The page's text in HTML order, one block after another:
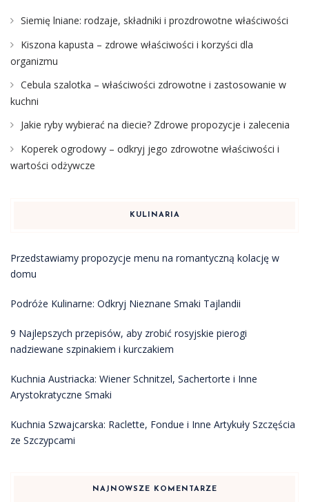
Siemię lniane: rodzaje, składniki i prozdrowotne właściwości
Kiszona kapusta – zdrowe właściwości i korzyści dla
organizmu
Cebula szalotka – właściwości zdrowotne i zastosowanie w
kuchni
Jakie ryby wybierać na diecie? Zdrowe propozycje i zalecenia
Koperek ogrodowy – odkryj jego zdrowotne właściwości i
wartości odżywcze
KULINARIA
Przedstawiamy propozycje menu na romantyczną kolację w
domu
Podróże Kulinarne: Odkryj Nieznane Smaki Tajlandii
9 Najlepszych przepisów, aby zrobić rosyjskie pierogi
nadziewane szpinakiem i kurczakiem
Kuchnia Austriacka: Wiener Schnitzel, Sachertorte i Inne
Arystokratyczne Smaki
Kuchnia Szwajcarska: Raclette, Fondue i Inne Artykuły Szczęścia
ze Szczypcami
NAJNOWSZE KOMENTARZE